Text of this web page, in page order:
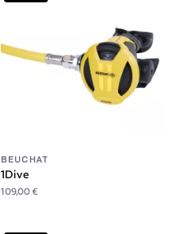
BEUCHAT
1Dive
109,00 €